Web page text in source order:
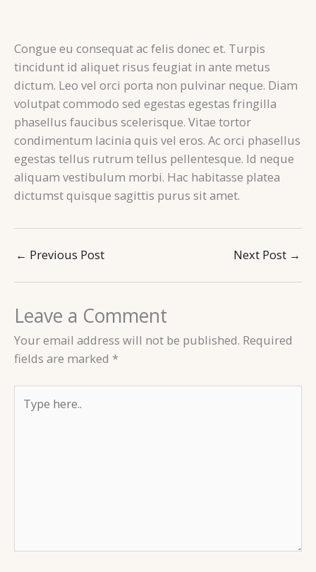
Congue eu consequat ac felis donec et. Turpis
tincidunt id aliquet risus feugiat in ante metus
dictum. Leo vel orci porta non pulvinar neque. Diam
volutpat commodo sed egestas egestas fringilla
phasellus faucibus scelerisque. Vitae tortor
condimentum lacinia quis vel eros. Ac orci phasellus
egestas tellus rutrum tellus pellentesque. Id neque
aliquam vestibulum morbi. Hac habitasse platea
dictumst quisque sagittis purus sit amet.
← Previous Post Next Post →
Leave a Comment
Your email address will not be published. Required
fields are marked *
here..